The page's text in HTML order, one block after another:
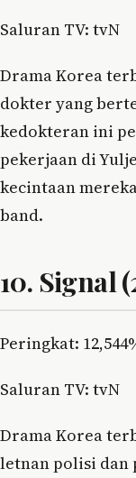
Saluran TV: tvN
Drama Korea
dokter yang
kedokteran ini
pekerjaan di
kecintaan
band.
10. Signal
Peringkat:
Saluran TV: tvN
Drama Korea
letnan polisi dan